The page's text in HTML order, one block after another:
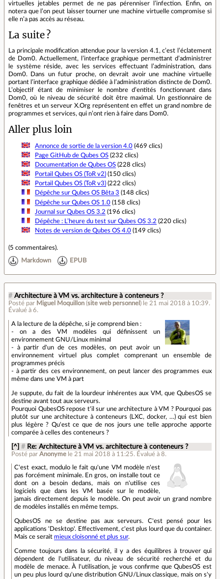
virtuelles jetables permet de ne pas pérenniser l’infection. Enfin, on
notera que l’on peut laisser tourner une machine virtuelle compromise si
elle n’a pas accès au réseau.
La suite ?
La principale modification attendue pour la version 4.1, c’est l’éclatement
de Dom0. Actuellement, l’interface graphique permettant d’administrer
le système réside, avec les services effectuant l’administration, dans
Dom0. Dans un futur proche, on devrait avoir une machine virtuelle
portant l’interface graphique dédiée à l’administration distincte de Dom0.
L’objectif étant de minimiser le nombre d’entités fonctionnant dans
Dom0, où le niveau de sécurité doit être maximal. Un gestionnaire de
fenêtres et un serveur X.Org représentent en effet un grand nombre de
programmes et services, qui n’ont rien à faire dans Dom0.
Aller plus loin
Annonce de sortie de la version 4.0(469 clics)
Page GitHub de Qubes OS(232 clics)
Documentation de Qubes OS(228 clics)
Portail Qubes OS (ToR v2)(150 clics)
Portail Qubes OS (ToR v3)(222 clics)
Dépêche sur Qubes OS Bêta 3 (148 clics)
Dépêche sur Qubes OS 1.0(158 clics)
Journal sur Qubes OS 3.2 (196 clics)
Dépêche : L’heure du test sur Qubes OS 3.2 (220 clics)
Notes de version de Qubes OS 4.0(149 clics)
(5 commentaires).
Markdown EPUB
# Architecture à VM vs. architecture à conteneurs ?
Posté par Miguel Moquillon (site web personnel ) le 21 mai 2018 à 10:39.
Évalué à 6.
A la lecture de la dépêche, si je comprend bien :
- on a des VM modèles qui définissent un
environnement GNU/Linux minimal
- à partir d'un de ces modèles, on peut avoir un
environnement virtuel plus complet comprenant un ensemble de
programmes précis
- à partir des ces environnement, on peut lancer des programmes eux
même dans une VM à part
Je suppute, du fait de la lourdeur inhérentes aux VM, que QubesOS se
destine avant tout aux serveurs.
Pourquoi QubesOS repose t'il sur une architecture à VM ? Pourquoi pas
plutôt sur une architecture à conteneurs (LXC, docker, …) qui est bien
plus légère ? Qu'est ce que de nos jours une telle approche apporte
comparée à celles des conteneurs ?
[^] # Re: Architecture à VM vs. architecture à conteneurs ?
Posté parAnonyme le 21 mai 2018 à 11:25. Évalué à8.
C'est exact, modulo le fait qu'une VM modèle n'est
pas forcément minimale. En gros, on installe tout ce
dont on a besoin dedans, mais on n'utilise ces
logiciels que dans les VM basée sur le modèle,
jamais directement depuis le modèle. On peut avoir un grand nombre
de modèles installés en même temps.
QubesOS ne se destine pas aux serveurs. C'est pensé pour les
applications 'Desktop'. Effectivement, c'est plus lourd que du container.
Mais ce serait mieux cloisonné et plus sur.
Comme toujours dans la sécurité, il y a des équilibres à trouver qui
dépendent de l'utilisateur, du niveau de sécurité recherché et du
modèle de menace. À l'utilisation, je vous confirme que QubesOS est
un peu plus lourd qu'une distribution GNU/Linux classique, mais on s'y